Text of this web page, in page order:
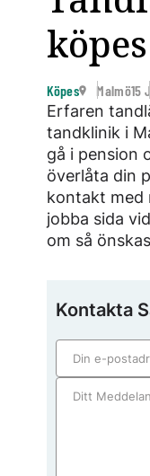
Köpes Malmö15
Erfaren
tandklinik i
gå i pension
överlåta din
kontakt med
jobba sida
om så
Kontakta